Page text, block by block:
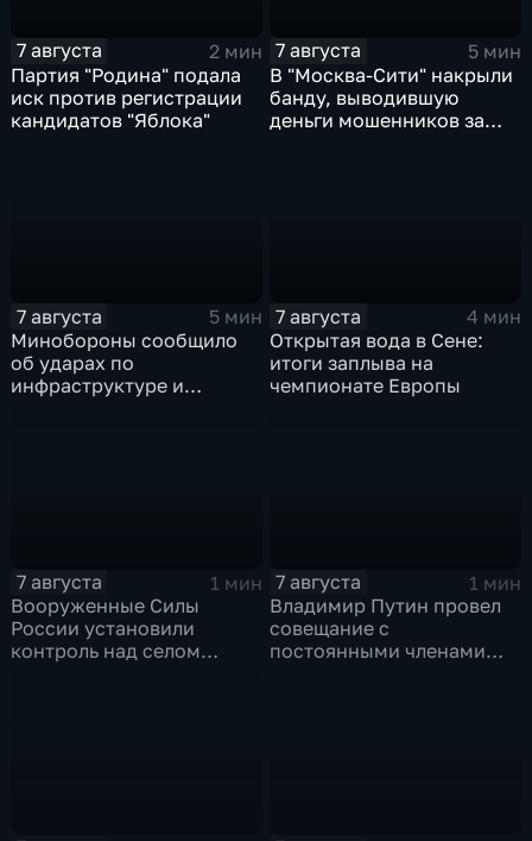
7 августа
2 мин
Партия "Родина" подала
иск против регистрации
кандидатов "Яблока"
7 августа
5 мин
В "Москва‑Сити" накрыли
банду, выводившую
деньги мошенников за
7 августа
5 мин
Минобороны сообщило
об ударах по
инфраструктуре и
7 августа
4 мин
Открытая вода в Сене:
итоги заплыва на
чемпионате Европы
7 августа
1 мин
Вооруженные Силы
России установили
контроль над селом
7 августа
1 мин
Владимир Путин провел
совещание с
постоянными членами